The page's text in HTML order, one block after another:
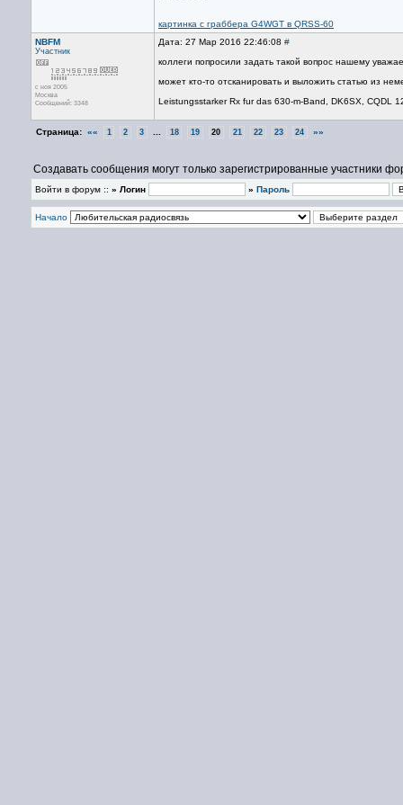
картинка с граббера G4WGT в QRSS-60
NBFM
Участник
с ноя 2005
Москва
Сообщений: 3348
Дата: 27 Мар 2016 22:46:08 #
коллеги попросили задать такой вопрос нашему
может кто-то отсканировать и выложить статью из
Leistungsstarker Rx fur das 630-m-Band, DK6SX, CQDL
Страница: «« 1 2 3 18 19 20 21 22 23 24 »»
Создавать сообщения могут только зарегистрированные участники
Войти в форум :: » Логин » Пароль
Начало